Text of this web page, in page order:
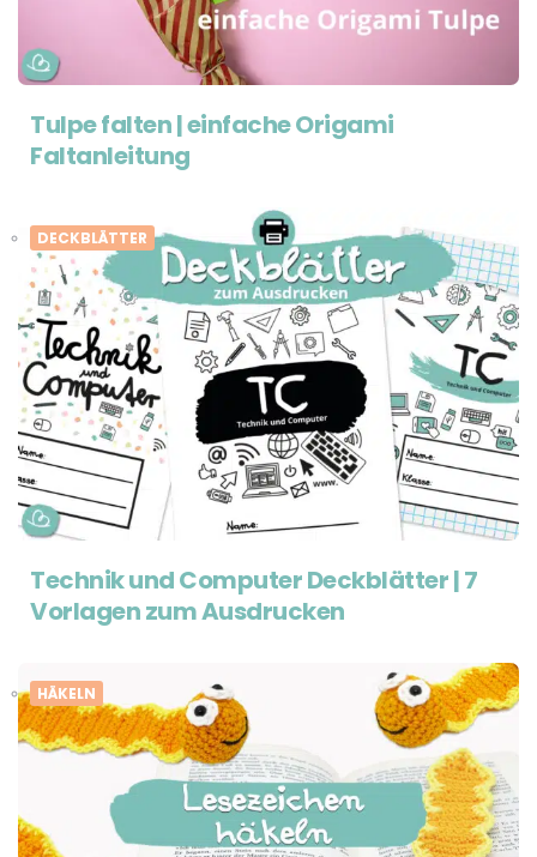
Tulpe falten | einfache Origami
Faltanleitung
DECKBLÄTTER
Technik und Computer Deckblätter | 7
Vorlagen zum Ausdrucken
HÄKELN